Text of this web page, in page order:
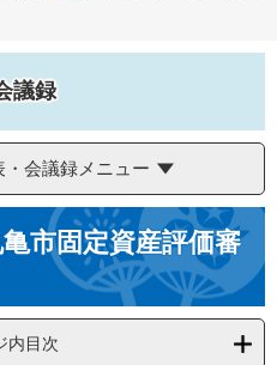
議録
会議録メニュー
市固定資産評価審
内目次